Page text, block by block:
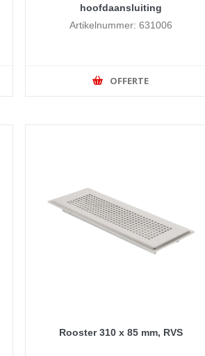
hoofdaansluiting
Artikelnummer: 631006
OFFERTE
Rooster 310 x 85 mm, RVS